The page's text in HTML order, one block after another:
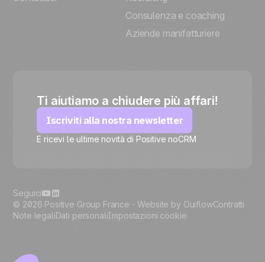
🍪
Manage cookies
Consulenza e coaching
Aziende manifatturiere
Ti aiutiamo a chiudere più affari!
Iscriviti alla nostra newsletter
E ricevi le ultime novità di Positive noCRM
© 2026 Positive Group France -Website by OuiflowContratti
Note legaliDati personaliImpostazioni cookie
Seguici